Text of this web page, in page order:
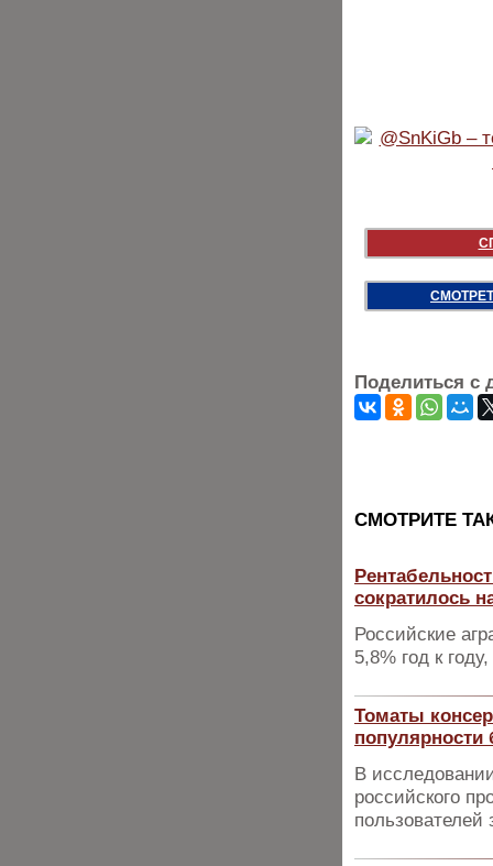
Поделиться с
CМОТРИТЕ
сократилось
Российские
5,8% год к
Томаты
популярности
В
российского